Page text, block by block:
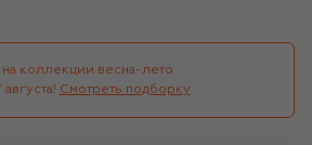
коллекции весна-лето
августа! Смотреть подборку